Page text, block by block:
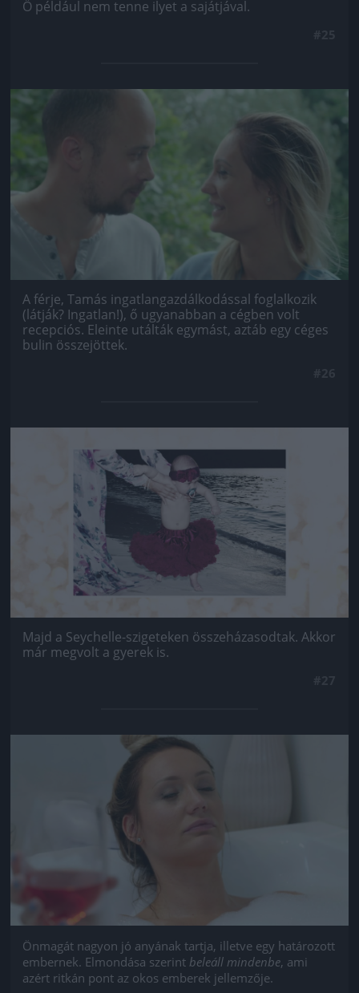
Ő például nem tenne ilyet a sajátjával.
Jön még kép!
A férje, Tamás ingatlangazdálkodással foglalkozik
(látják? Ingatlan!), ő ugyanabban a cégben volt
recepciós. Eleinte utálták egymást, aztáb egy céges
bulin összejöttek.
Jön még kép!
Majd a Seychelle-szigeteken összeházasodtak. Akkor
már megvolt a gyerek is.
Jön még kép!
Önmagát nagyon jó anyának tartja, illetve egy határozott
embernek. Elmondása szerint beleáll mindenbe, ami
azért ritkán pont az okos emberek jellemzője.